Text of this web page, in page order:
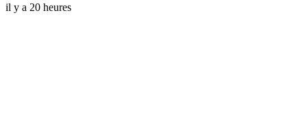
il y a 20 heures